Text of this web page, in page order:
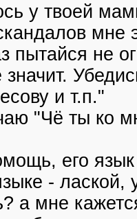
у твоей
мне
не
и т.п."
"Чё ты ко
его
- лаской,
а мне